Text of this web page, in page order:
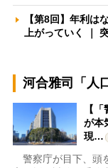
【第8回】年利
上がっていく ｜
河合雅司「人
【
が本
現…
警察庁が目下、頭